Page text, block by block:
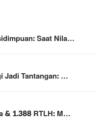
Saat Nila…
Jadi Tantangan: …
& 1.388 RTLH: M…